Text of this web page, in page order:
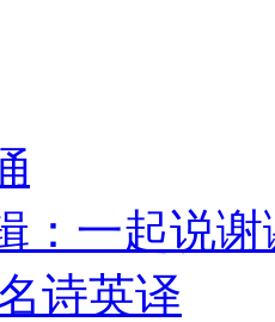
：一起说谢
诗英译